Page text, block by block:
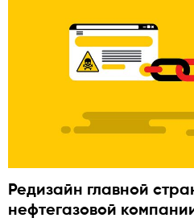
Редизайн главной
нефтегазовой